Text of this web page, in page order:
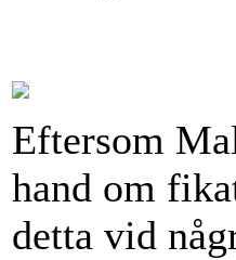
Eftersom
hand om
detta vid